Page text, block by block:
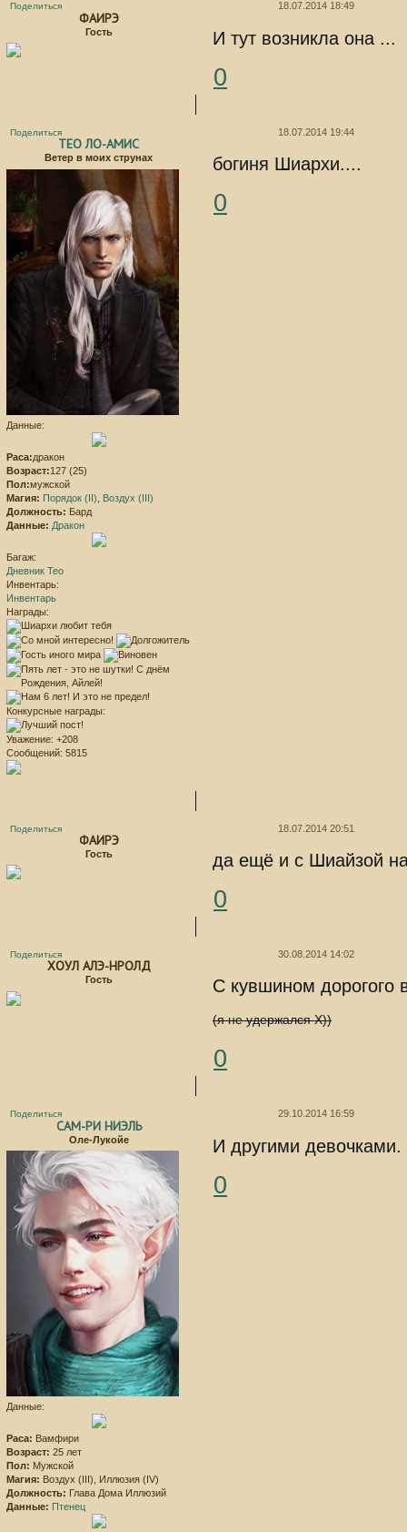
Поделиться 18.07.2014 18:49
ФАИРЭ
Гость И тут возникла она ...
0
Поделиться 18.07.2014 19:44
ТЕО ЛО-АМИС
Ветер в моих струнах
Данные:
Раса:дракон
Возраст:127 (25)
Пол:мужской
Магия: Порядок (II)
Воздух (III)
Должность: Бард
Данные: Дракон
Багаж:
Дневник Тео
Инвентарь:
Инвентарь
Награды:
Конкурсные награды:
Уважение: +208
Сообщений: 5815
богиня Шиархи....
0
Поделиться 18.07.2014 20:51
ФАИРЭ
Гость да ещё и с Шиайзой
0
Поделиться 30.08.2014 14:02
ХОУЛ АЛЭ-НРОЛД
Гость С кувшином дорогого
(я не удержался Х))
0
Поделиться 29.10.2014 16:59
САМ-РИ НИЭЛЬ
Оле-Лукойе
Данные:
Раса: Вамфири
Возраст: 25 лет
Пол: Мужской
Магия: Воздух (III), Иллюзия (IV)
Должность: Глава Дома Иллюзий
Данные: Птенец
И другими
0